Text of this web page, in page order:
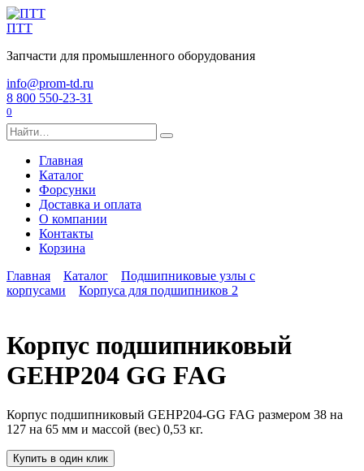
Перейти
к
ПТТ
Запчасти для промышленного оборудования
info@prom-td.ru
8 800 550-23-31
0
Search
for:
Главная
Каталог
Форсунки
Доставка и оплата
О компании
Контакты
Корзина
Главная
Каталог
Подшипниковые узлы с
корпусами
Корпуса для подшипников 2
Корпус подшипниковый
GEHP204 GG FAG
Корпус подшипниковый GEHP204-GG FAG размером 38 на
127 на 65 мм и массой (вес) 0,53 кг.
Купить в один клик